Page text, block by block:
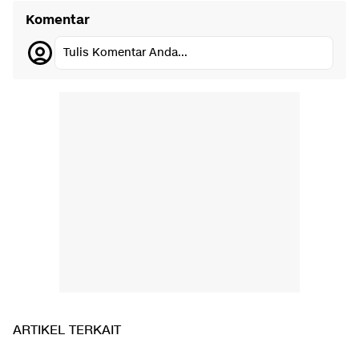
Komentar
Tulis Komentar Anda...
ARTIKEL TERKAIT